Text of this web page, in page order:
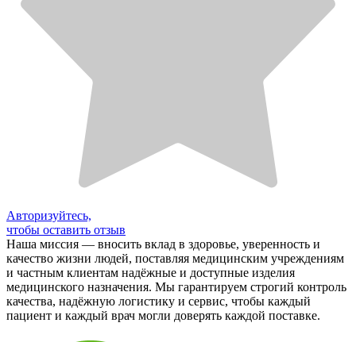
Авторизуйтесь,
чтобы оставить отзыв
Наша миссия — вносить вклад в здоровье, уверенность и
качество жизни людей, поставляя медицинским учреждениям
и частным клиентам надёжные и доступные изделия
медицинского назначения. Мы гарантируем строгий контроль
качества, надёжную логистику и сервис, чтобы каждый
пациент и каждый врач могли доверять каждой поставке.